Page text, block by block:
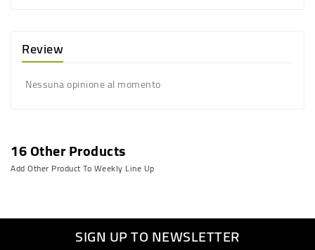
Review
Nessuna opinione al momento
16 Other Products
Add Other Product To Weekly Line Up
SIGN UP TO NEWSLETTER